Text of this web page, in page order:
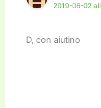
2019-06-02
D, con aiutino